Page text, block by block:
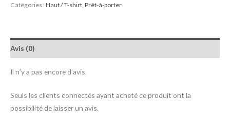
Catégories :Haut / T-shirt Prêt-à-porter
Avis (0)
Il n’y a pas encore d’avis.
Seuls les clients connectés ayant acheté ce produit ont la
possibilité de laisser un avis.